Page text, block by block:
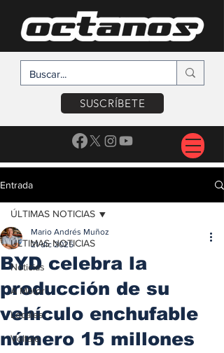
SUSCRÍBETE
Entrada
ÚLTIMAS NOTICIAS
Noticias
A Motor
Locales
Voltaje
ÚLTIMAS NOTICIAS
BYD celebra la
producción de su
vehículo enchufable
número 15 millones
Mario Andrés Muñoz
21 dic 2025